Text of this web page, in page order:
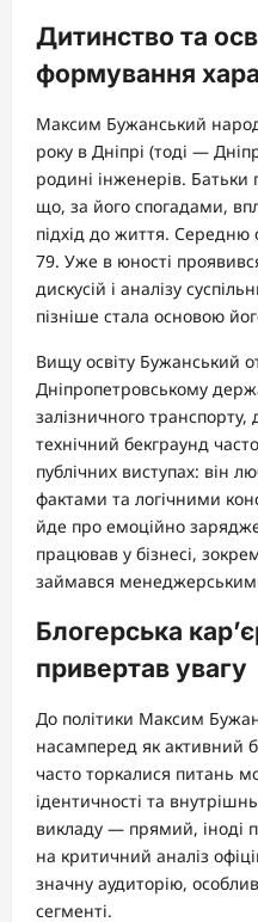
Дитинство та
формування
Максим Бужанський
року в Дніпрі (тоді —
родині інженерів. Батьки
що, за його спогадами,
підхід до життя. Середню
79. Уже в юності
дискусій і аналізу
пізніше стала основою
Вищу освіту Бужанський
Дніпропетровському
залізничного
технічний бекграунд
публічних виступах: він
фактами та логічними
йде про емоційно
працював у бізнесі,
займався
Блогерська
привертав увагу
До політики Максим
насамперед як активний
часто торкалися питань
ідентичності та
викладу — прямий, іноді
на критичний аналіз
значну аудиторію,
сегменті.